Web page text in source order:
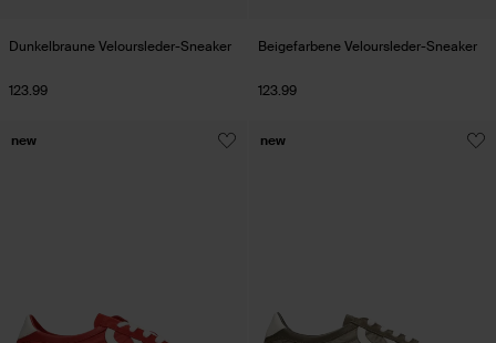
Dunkelbraune Veloursleder-Sneaker
123.99
Beigefarbene Veloursleder-Sneaker
123.99
new new